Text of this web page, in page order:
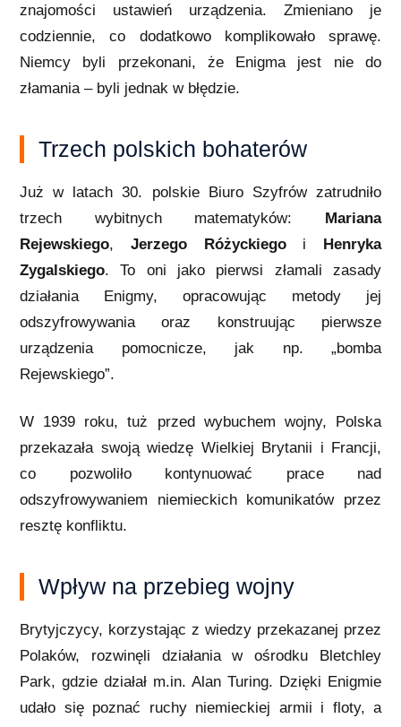
znajomości ustawień urządzenia. Zmieniano je
codziennie, co dodatkowo komplikowało sprawę.
Niemcy byli przekonani, że Enigma jest nie do
złamania – byli jednak w błędzie.
Trzech polskich bohaterów
Już w latach 30. polskie Biuro Szyfrów zatrudniło
trzech wybitnych matematyków: Mariana
Rejewskiego, Jerzego Różyckiegoi Henryka
Zygalskiego. To oni jako pierwsi złamali zasady
działania Enigmy, opracowując metody jej
odszyfrowywania oraz konstruując pierwsze
urządzenia pomocnicze, jak np. „bomba
Rejewskiego”.
W 1939 roku, tuż przed wybuchem wojny, Polska
przekazała swoją wiedzę Wielkiej Brytanii i Francji,
co pozwoliło kontynuować prace nad
odszyfrowywaniem niemieckich komunikatów przez
resztę konfliktu.
Wpływ na przebieg wojny
Brytyjczycy, korzystając z wiedzy przekazanej przez
Polaków, rozwinęli działania w ośrodku Bletchley
Park, gdzie działał m.in. Alan Turing. Dzięki Enigmie
udało się poznać ruchy niemieckiej armii i floty, a